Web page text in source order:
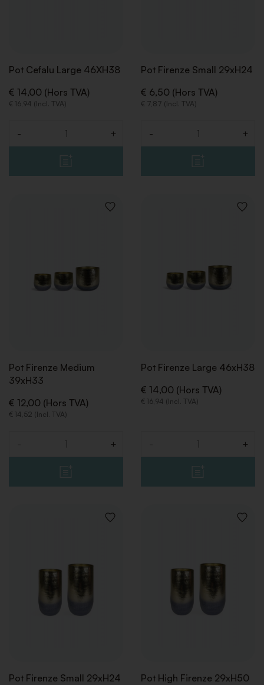
Pot Cefalu Large 46XH38
€ 14,00 (Hors TVA)
€ 16,94 (Incl. TVA)
- +
Pot Firenze Small 29xH24
€ 6,50 (Hors TVA)
€ 7,87 (Incl. TVA)
- +
AJOUTER
Pot Firenze Medium
39xH33
€ 12,00 (Hors TVA)
€ 14,52 (Incl. TVA)
- +
Pot Firenze Large 46xH38
€ 14,00 (Hors TVA)
€ 16,94 (Incl. TVA)
- +
AJOUTER
Pot Firenze Small 29xH24
Pot High Firenze 29xH50